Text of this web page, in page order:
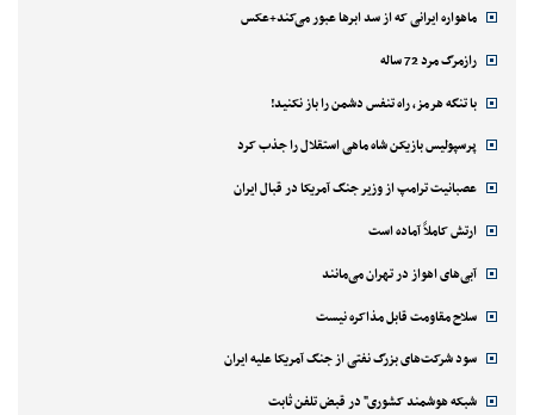
ماهواره ایرانی که از سد ابرها عبور می‌کند+عکس
رازمرگ مرد 72 ساله
با تنگه هرمز، راه تنفس دشمن را باز نکنید!
پرسپولیس بازیکن شاه ماهی استقلال را جذب کرد
عصبانیت ترامپ از وزیر جنگ آمریکا در قبال ایران
ارتش کاملاً آماده است
آبی‌های اهواز در تهران می‌مانند
سلاح مقاومت قابل مذاکره نیست
سود شرکت‌های بزرگ نفتی از جنگ آمریکا علیه ایران
شبکه هوشمند کشوری" در قبض تلفن ثابت